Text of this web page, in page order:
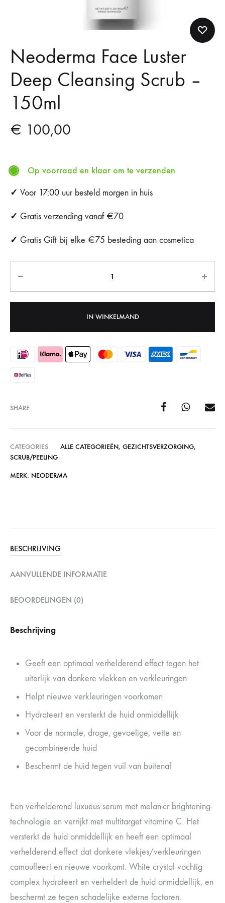
Neoderma Face Luster
Deep Cleansing Scrub –
150ml
€ 100,00
Op voorraad en klaar om te verzenden
✓ Voor 17:00 uur besteld morgen in huis
✓ Gratis verzending vanaf €70
✓ Gratis Gift bij elke €75 besteding aan cosmetica
IN WINKELMAND
SHARE
CATEGORIES ALLE CATEGORIEËN, GEZICHTSVERZORGING,
SCRUB/PEELING
MERK: NEODERMA
BESCHRIJVING
AANVULLENDE INFORMATIE
BEOORDELINGEN (0)
Beschrijving
Geeft een optimaal verhelderend effect tegen het
uiterlijk van donkere vlekken en verkleuringen
Helpt nieuwe verkleuringen voorkomen
Hydrateert en versterkt de huid onmiddellijk
Voor de normale, droge, gevoelige, vette en
gecombineerde huid
Beschermt de huid tegen vuil van buitenaf
Een verhelderend luxueus serum met melan-cr brightening-
technologie en verrijkt met multitarget vitamine C. Het
versterkt de huid onmiddellijk en heeft een optimaal
verhelderend effect dat donkere vlekjes/verkleuringen
camoufleert en nieuwe voorkomt. White crystal vochtig
complex hydrateert en verheldert de huid onmiddellijk, en
beschermt ze tegen schadelijke externe factoren.